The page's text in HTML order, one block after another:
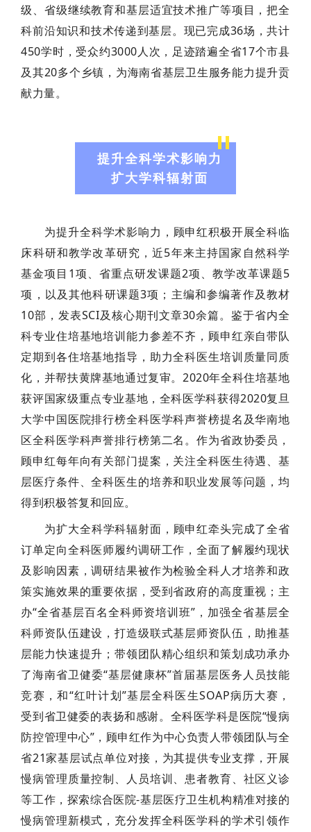
级、省级继续教育和基层适宜技术推广等项目，把全
科前沿知识和技术传递到基层。现已完成36场，共计
450学时，受众约3000人次，足迹踏遍全省17个市县
及其20多个乡镇，为海南省基层卫生服务能力提升贡
献力量。
提升全科学术影响力
扩大学科辐射面
为提升全科学术影响力，顾申红积极开展全科临
床科研和教学改革研究，近5年来主持国家自然科学
基金项目1项、省重点研发课题2项、教学改革课题5
项，以及其他科研课题3项；主编和参编著作及教材
10部，发表SCI及核心期刊文章30余篇。鉴于省内全
科专业住培基地培训能力参差不齐，顾申红亲自带队
定期到各住培基地指导，助力全科医生培训质量同质
化，并帮扶黄牌基地通过复审。2020年全科住培基地
获评国家级重点专业基地，全科医学科获得2020复旦
大学中国医院排行榜全科医学科声誉榜提名及华南地
区全科医学科声誉排行榜第二名。作为省政协委员，
顾申红每年向有关部门提案，关注全科医生待遇、基
层医疗条件、全科医生的培养和职业发展等问题，均
得到积极答复和回应。
为扩大全科学科辐射面，顾申红牵头完成了全省
订单定向全科医师履约调研工作，全面了解履约现状
及影响因素，调研结果被作为检验全科人才培养和政
策实施效果的重要依据，受到省政府的高度重视；主
办“全省基层百名全科师资培训班”，加强全省基层全
科师资队伍建设，打造级联式基层师资队伍，助推基
层能力快速提升；带领团队精心组织和策划成功承办
了海南省卫健委“基层健康杯”首届基层医务人员技能
竞赛，和“红叶计划”基层全科医生SOAP病历大赛，
受到省卫健委的表扬和感谢。全科医学科是医院“慢病
防控管理中心”，顾申红作为中心负责人带领团队与全
省21家基层试点单位对接，为其提供专业支撑，开展
慢病管理质量控制、人员培训、患者教育、社区义诊
等工作，探索综合医院-基层医疗卫生机构精准对接的
慢病管理新模式，充分发挥全科医学科的学术引领作